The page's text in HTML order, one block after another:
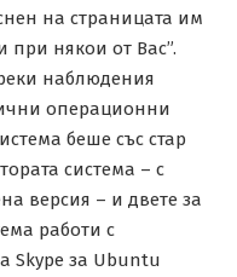
на страницата им
някои от Вас”.
наблюдения
операционни
беше със стар
система – с
версия – и двете за
работи с
Skype за Ubuntu